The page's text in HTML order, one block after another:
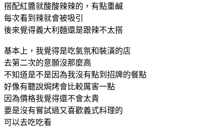
搭配紅醬就酸酸辣辣的，有點重鹹
每次看到辣就會被吸引
後來覺得義大利麵還是跟辣不太搭
基本上，我覺得是吃氣氛和裝潢的店
去第二次的意願沒那麼高
不知道是不是因為我沒有點到招牌的餐點
好像有聽說焗烤會比較厲害一點
因為價格我覺得還不會太貴
要是沒有嘗試過又喜歡義式料理的
可以去吃吃看